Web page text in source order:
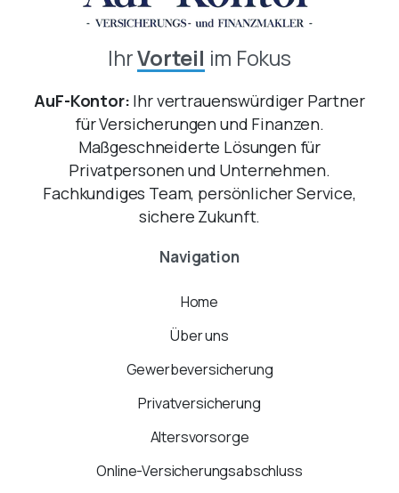
IhrVorteil im Fokus
AuF-Kontor: Ihr vertrauenswürdiger Partner
für Versicherungen und Finanzen.
Maßgeschneiderte Lösungen für
Privatpersonen und Unternehmen.
Fachkundiges Team, persönlicher Service,
sichere Zukunft.
Navigation
Home
Über uns
Gewerbeversicherung
Privatversicherung
Altersvorsorge
Online-Versicherungsabschluss